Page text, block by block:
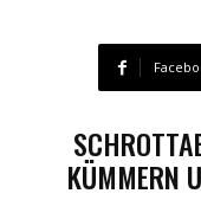
KÜMMERN